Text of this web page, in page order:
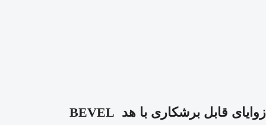
زوایای قابل برشکاری با هد